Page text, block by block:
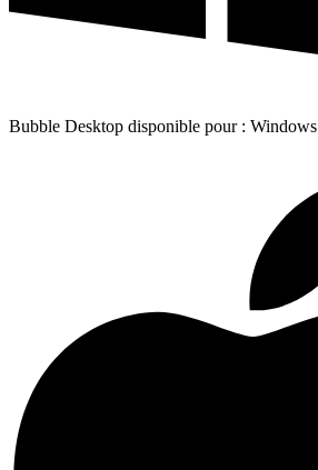
Bubble Desktop disponible pour : Windows